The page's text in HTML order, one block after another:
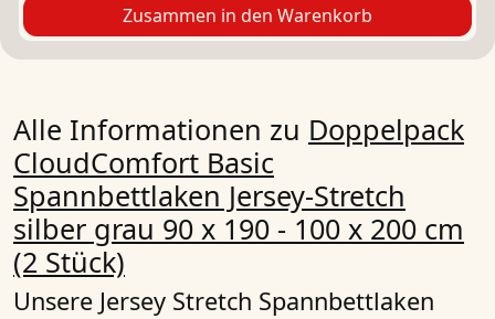
Zusammen in den Warenkorb
Alle Informationen zu Doppelpack
CloudComfort Basic
Spannbettlaken Jersey-Stretch
silber grau 90 x 190 - 100 x 200 cm
(2 Stück)
Unsere Jersey Stretch Spannbettlaken